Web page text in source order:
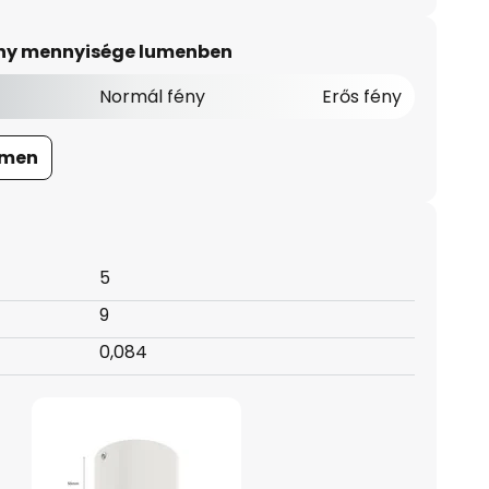
mennyisége lumenben
Normál fény Erős fény
5
9
0,084